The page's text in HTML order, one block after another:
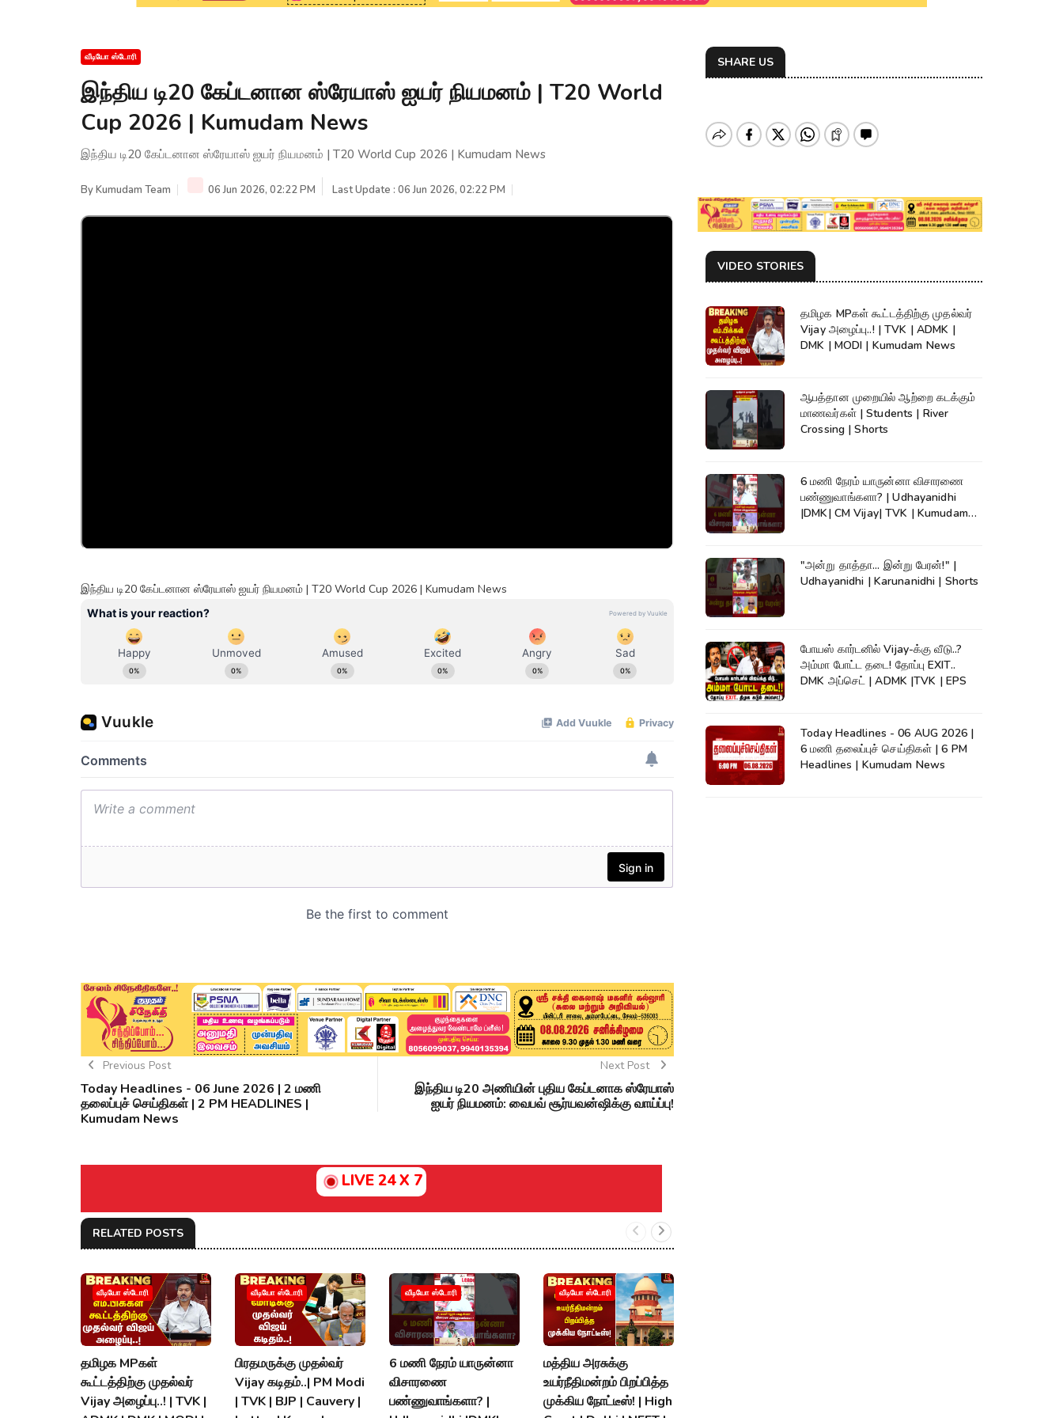
வீடியோ ஸ்டோரி
இந்திய டி20 கேப்டனான ஸ்ரேயாஸ் ஐயர் நியமனம் | T20 World
Cup 2026 | Kumudam News
இந்திய டி20 கேப்டனான ஸ்ரேயாஸ் ஐயர் நியமனம் | T20 World Cup 2026 | Kumudam News
ByKumudam Team 06 Jun 2026, 02:22 PM Last Update : 06 Jun 2026, 02:22 PM
இந்திய டி20 கேப்டனான ஸ்ரேயாஸ் ஐயர் நியமனம் | T20 World Cup 2026 | Kumudam News
Previous Post
Today Headlines - 06 June 2026 | 2 மணி
தலைப்புச் செய்திகள் | 2 PM HEADLINES |
Kumudam News
Next Post
இந்திய டி20 அணியின் புதிய கேப்டனாக ஸ்ரேயாஸ்
ஐயர் நியமனம்: வைபவ் சூர்யவன்ஷிக்கு வாய்ப்பு!
LIVE 24 X 7
RELATED POSTS
வீடியோ ஸ்டோரி
தமிழக MPகள்
கூட்டத்திற்கு முதல்வர்
Vijay அழைப்பு..! | TVK |
வீடியோ ஸ்டோரி
பிரதமருக்கு முதல்வர்
Vijay கடிதம்..| PM Modi
| TVK | BJP | Cauvery |
வீடியோ ஸ்டோரி
6 மணி நேரம் யாருன்னா
விசாரணை
பண்ணுவாங்களா? |
வீடியோ ஸ்டோரி
மத்திய அரசுக்கு
உயர்நீதிமன்றம் பிறப்பித்த
முக்கிய நோட்டீஸ்! | High
SHARE US
VIDEO STORIES
தமிழக MPகள் கூட்டத்திற்கு முதல்வர்
Vijay அழைப்பு..! | TVK | ADMK |
DMK | MODI | Kumudam News
ஆபத்தான முறையில் ஆற்றை கடக்கும்
மாணவர்கள் | Students | River
Crossing | Shorts
6 மணி நேரம் யாருன்னா விசாரணை
பண்ணுவாங்களா? | Udhayanidhi
|DMK| CM Vijay| TVK | Kumudam
"அன்று தாத்தா... இன்று பேரன்!" |
Udhayanidhi | Karunanidhi | Shorts
போயஸ் கார்டனில் Vijay-க்கு வீடு..?
அம்மா போட்ட தடை! தோப்பு EXIT..
DMK அப்செட் | ADMK |TVK | EPS
Today Headlines - 06 AUG 2026 |
6 மணி தலைப்புச் செய்திகள் | 6 PM
Headlines | Kumudam News